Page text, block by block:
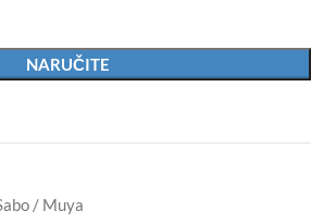
NARUČITE
/ Muya